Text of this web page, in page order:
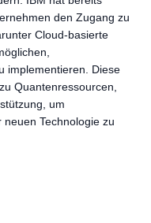
den Zugang zu
Cloud-basierte
implementieren. Diese
Quantenressourcen,
um
Technologie zu